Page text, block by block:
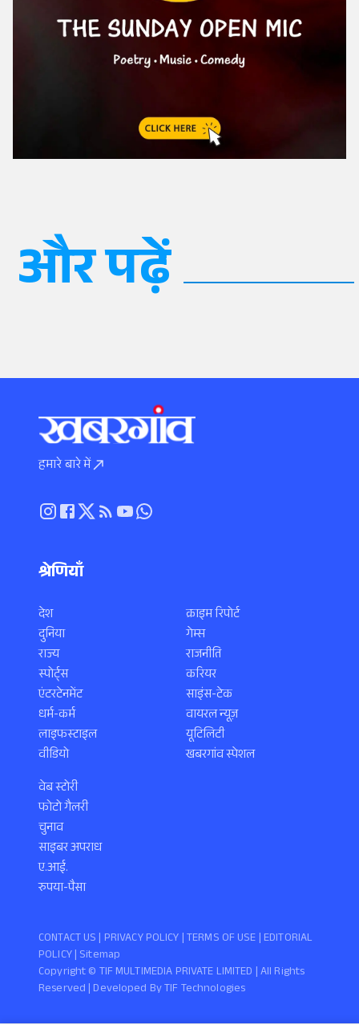
और पढ़ें
हमारे बारे में
श्रेणियाँ
देश
दुनिया
राज्य
स्पोर्ट्स
एंटरटेनमेंट
धर्म-कर्म
लाइफस्टाइल
वीडियो
क्राइम रिपोर्ट
गेम्स
राजनीति
करियर
साइंस-टेक
वायरल न्यूज़
यूटिलिटी
खबरगांव स्पेशल
वेब स्टोरी
फोटो गैलरी
चुनाव
साइबर अपराध
ए.आई.
रुपया-पैसा
Copyright ©️ TIF MULTIMEDIA PRIVATE LIMITED | All Rights
Reserved | Developed ByTIF Technologies
CONTACT US | PRIVACY POLICY |TERMS OF USE | EDITORIAL
POLICY| Sitemap